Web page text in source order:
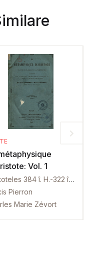
Vol. 1
Aristoteles 384 î. H.-322 î. H.
Pierron
Marie Zévort